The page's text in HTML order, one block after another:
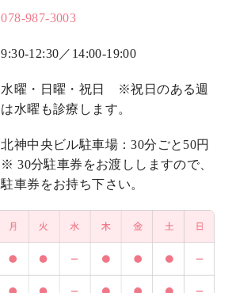
078-987-3003
9:30-12:30／14:00-19:00
水曜・日曜・祝日 ※祝日のある週
は水曜も診療します。
北神中央ビル駐車場：30分ごと50円
※ 30分駐車券をお渡ししますので、
駐車券をお持ち下さい。